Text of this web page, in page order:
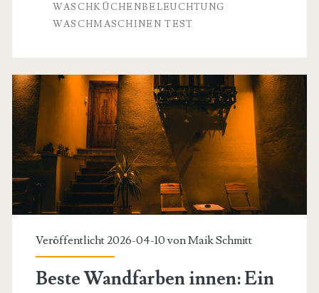
Eine
Effizienz,
Langlebigkeit
und
der
optimalen
Installationsumgebung
WASCHKÜCHENBELEUCHTUNG
WASCHMASCHINEN TEST
Veröffentlicht 2026-04-10 vonMaik Schmitt
Beste Wandfarben innen: Ein